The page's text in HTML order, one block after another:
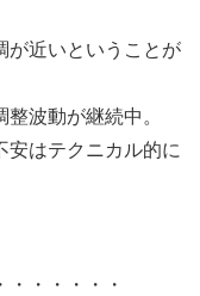
が近いということが
波動が継続中。
安はテクニカル的に
・・・・・・